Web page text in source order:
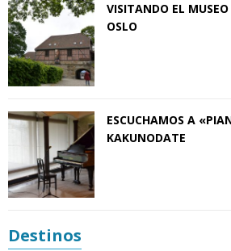
VISITANDO EL
OSLO
ESCUCHAMOS A
KAKUNODATE
Destinos